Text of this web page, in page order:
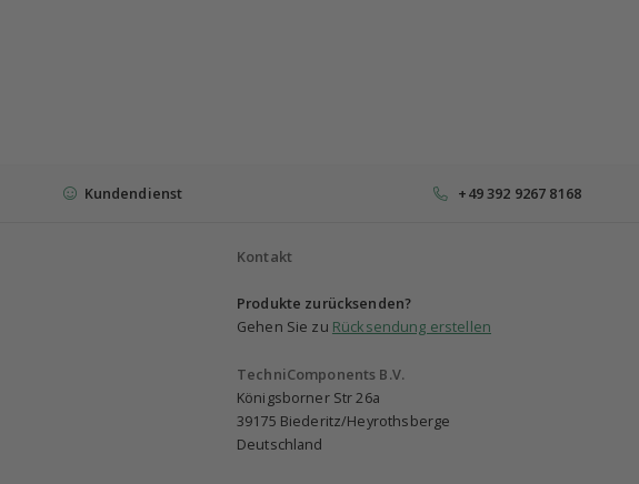
Kundendienst +49 392 9267 8168
Kontakt
Produkte zurücksenden?
Gehen Sie zu Rücksendung erstellen
TechniComponents B.V.
Königsborner Str 26a
39175 Biederitz/Heyrothsberge
Deutschland